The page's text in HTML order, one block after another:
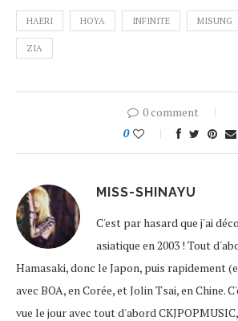
HAERI HOYA INFINITE MISUNG
ZIA
0 comment
0
MISS-SHINAYU
C'est par hasard que j'ai
asiatique en 2003 ! Tout
Hamasaki, donc le Japon, puis rapidement
avec BOA, en Corée, et Jolin Tsai, en Chine.
vue le jour avec tout d'abord